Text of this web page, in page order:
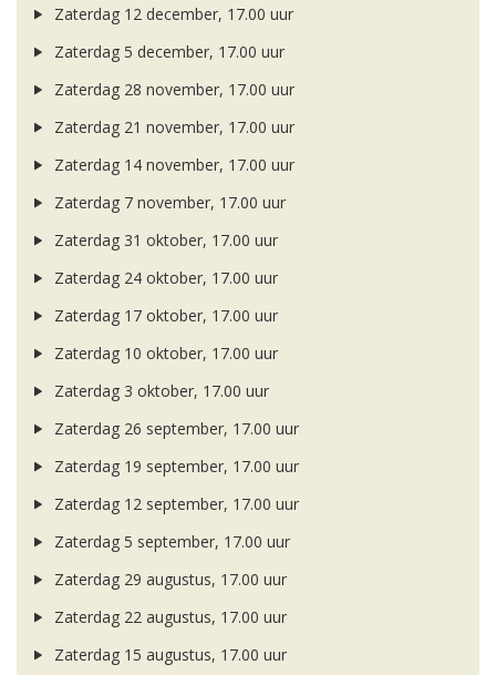
Zaterdag 12 december, 17.00 uur
Zaterdag 5 december, 17.00 uur
Zaterdag 28 november, 17.00 uur
Zaterdag 21 november, 17.00 uur
Zaterdag 14 november, 17.00 uur
Zaterdag 7 november, 17.00 uur
Zaterdag 31 oktober, 17.00 uur
Zaterdag 24 oktober, 17.00 uur
Zaterdag 17 oktober, 17.00 uur
Zaterdag 10 oktober, 17.00 uur
Zaterdag 3 oktober, 17.00 uur
Zaterdag 26 september, 17.00 uur
Zaterdag 19 september, 17.00 uur
Zaterdag 12 september, 17.00 uur
Zaterdag 5 september, 17.00 uur
Zaterdag 29 augustus, 17.00 uur
Zaterdag 22 augustus, 17.00 uur
Zaterdag 15 augustus, 17.00 uur